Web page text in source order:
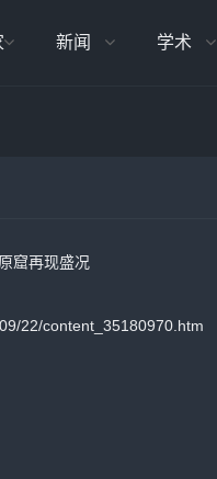
新闻 学术
窟再现盛况
22/content_35180970.htm